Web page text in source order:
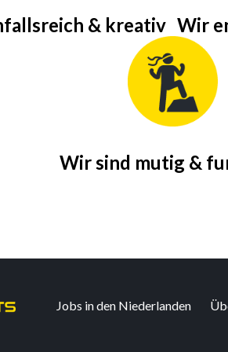
& kreativ Wir
Wir sind mutig &
Jobs in den Niederlanden